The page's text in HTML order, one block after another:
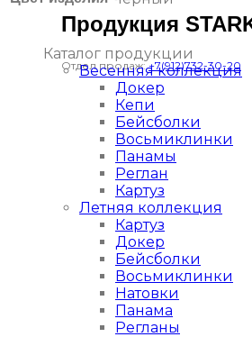
Продукция
Отдел продаж:+7(912)732-30-20
Каталог продукции
Весенняя коллекция
Докер
Кепи
Бейсболки
Восьмиклинки
Панамы
Реглан
Картуз
Летняя коллекция
Картуз
Докер
Бейсболки
Восьмиклинки
Натовки
Панама
Регланы